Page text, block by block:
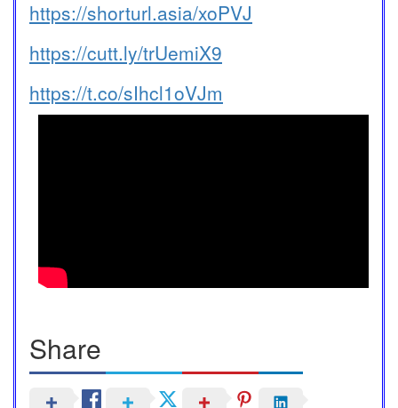
https://shorturl.asia/xoPVJ
https://cutt.ly/trUemiX9
https://t.co/sIhcl1oVJm
Share